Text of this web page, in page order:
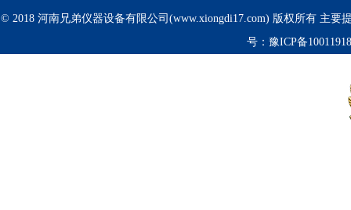
© 2018 河南兄弟仪器设备有限公司(www.xiongdi17.com) 版权所有 主要
号： 豫ICP备